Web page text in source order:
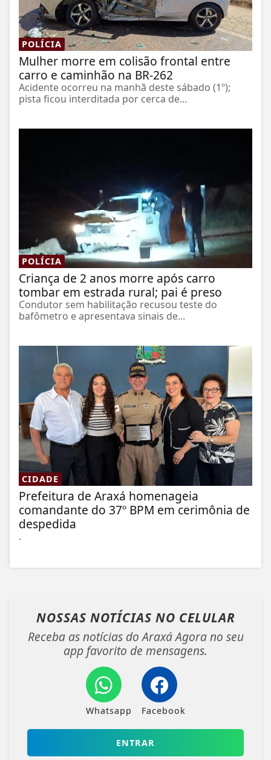
POLÍCIA
Mulher morre em colisão frontal entre
carro e caminhão na BR-262
Acidente ocorreu na manhã deste sábado (1º);
pista ficou interditada por cerca de...
POLÍCIA
Criança de 2 anos morre após carro
tombar em estrada rural; pai é preso
Condutor sem habilitação recusou teste do
bafômetro e apresentava sinais de...
CIDADE
Prefeitura de Araxá homenageia
comandante do 37º BPM em cerimônia de
despedida
.
NOSSAS NOTÍCIAS NO CELULAR
Receba as notícias do Araxá Agora no seu
app favorito de mensagens.
Whatsapp Facebook
ENTRAR